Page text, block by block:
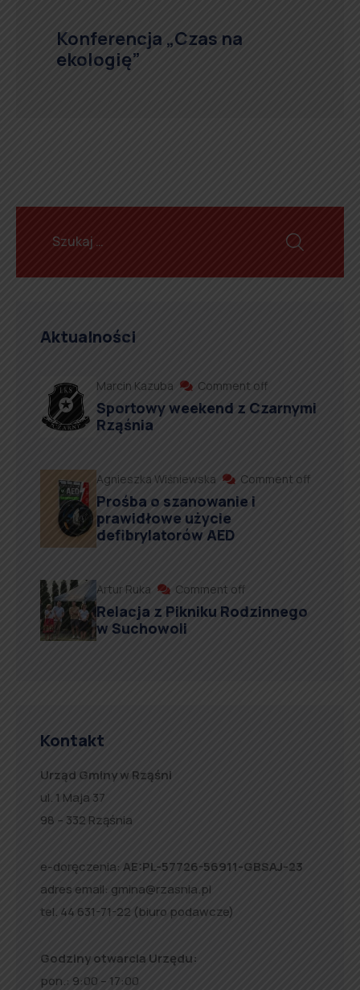
Konferencja „Czas na
ekologię”
Aktualności
Marcin Kazuba Comment off
Sportowy weekend z Czarnymi
Rząśnia
Agnieszka Wiśniewska Comment off
Prośba o szanowanie i
prawidłowe użycie
defibrylatorów AED
Artur Ruka Comment off
Relacja z Pikniku Rodzinnego
w Suchowoli
Kontakt
Urząd Gminy w Rząśni
ul. 1 Maja 37
98 – 332 Rząśnia
e-doręczenia: AE:PL-57726-56911-GBSAJ-23
adres email: gmina@rzasnia.pl
tel. 44 631-71-22 (biuro podawcze)
Godziny otwarcia Urzędu:
pon.: 9:00 – 17:00